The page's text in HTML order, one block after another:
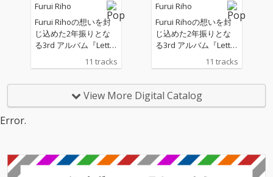
それがよりよい未来に
繋がることもあるとい
うポジティブなメッセ
ージが詰まっている。
タッグを組み、最近で
イブにも参加している
knoakが楽曲制作を共
それがよりよい未来に
繋がることもあるとい
うポジティブなメッセ
ージが詰まっている。
タッグを組み、最近で
イブにも参加している
knoakが楽曲制作を共
Furui Riho
Furui Rihoの想いを封
じ込めた2年振りとな
る3rd アルバム『Letter
s』リリース。 今作は
そのタイトルのとお
に向けた手紙のよう
に、想いを綴った楽曲
年2025年夏にリリース
11 tracks
Furui Riho
Furui Rihoの想いを封
じ込めた2年振りとな
る3rd アルバム『Letter
s』リリース。 今作は
そのタイトルのとお
に向けた手紙のよう
に、想いを綴った楽曲
年2025年夏にリリース
11 tracks
View More Digital Catalog
Error.